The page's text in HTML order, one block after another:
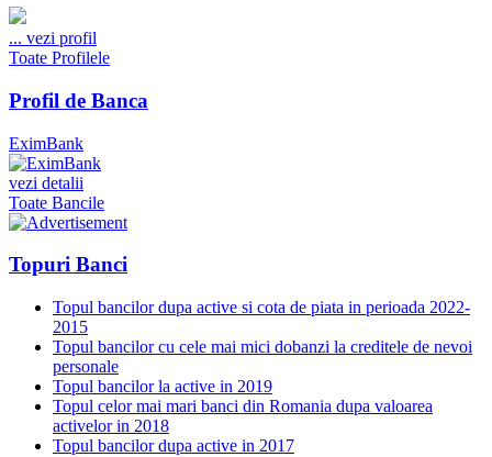
... vezi profil
Toate Profilele
Profil de Banca
EximBank
vezi detalii
Toate Bancile
Topuri Banci
Topul bancilor dupa active si cota de piata in perioada 2022-
2015
Topul bancilor cu cele mai mici dobanzi la creditele de nevoi
personale
Topul bancilor la active in 2019
Topul celor mai mari banci din Romania dupa valoarea
activelor in 2018
Topul bancilor dupa active in 2017